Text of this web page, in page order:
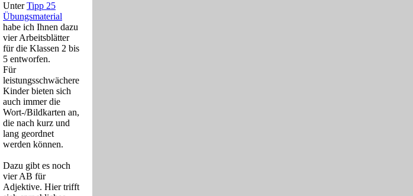
UnterTipp 25
Übungsmaterial
habe ich Ihnen dazu
vier Arbeitsblätter
für die Klassen 2 bis
5 entworfen.
Für
leistungsschwächere
Kinder bieten sich
auch immer die
Wort-/Bildkarten an,
die nach kurz und
lang geordnet
werden können.
Dazu gibt es noch
vier AB für
Adjektive. Hier trifft